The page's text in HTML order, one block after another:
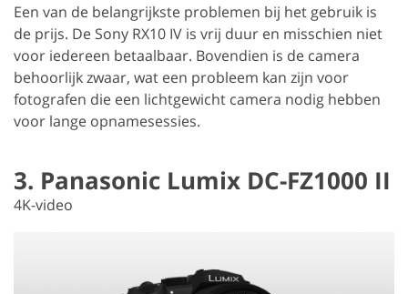
Een van de belangrijkste problemen bij het gebruik is
de prijs. De Sony RX10 IV is vrij duur en misschien niet
voor iedereen betaalbaar. Bovendien is de camera
behoorlijk zwaar, wat een probleem kan zijn voor
fotografen die een lichtgewicht camera nodig hebben
voor lange opnamesessies.
3. Panasonic Lumix DC-FZ1000 II
4K-video